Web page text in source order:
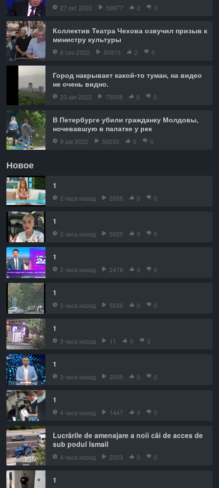
27 окт 2022 59877 2 0
Коллектив Театра Чехова озвучил призыв к
министру культуры
8 сен 2022 50913 2 0
Город накрывает какой-то туман, на видео
не очень видно.
23 авг 2022 70008 0 0
В Петербурге убили гражданку Молдовы,
ночевавшую в палатке у рек
9 авг 2022 59230 0 0
Новое
1
2 часа назад 2655 0 0
1
2 часа назад 5025 0 0
1
2 часа назад 2478 0 0
1
3 часа назад 5536 0 0
1
3 часа назад 11 0 0
1
3 часа назад 2035 0 0
1
4 часа назад 1447 0 0
Lucrările de amenajare a noii căi de acces de
sub podul Ismail
4 часа назад 2203 0 0
1